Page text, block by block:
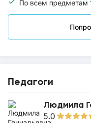
По всем предметам
Педагоги
Людмила
5.0